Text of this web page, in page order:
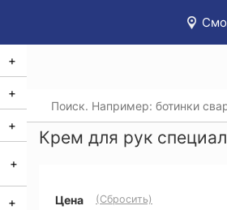
Крем для рук
Цена (Сбросить)